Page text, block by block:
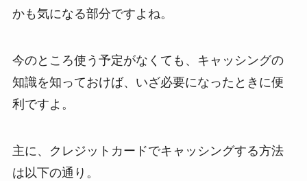
かも気になる部分ですよね。
今のところ使う予定がなくても、キャッシングの
知識を知っておけば、いざ必要になったときに便
利ですよ。
主に、クレジットカードでキャッシングする方法
は以下の通り。